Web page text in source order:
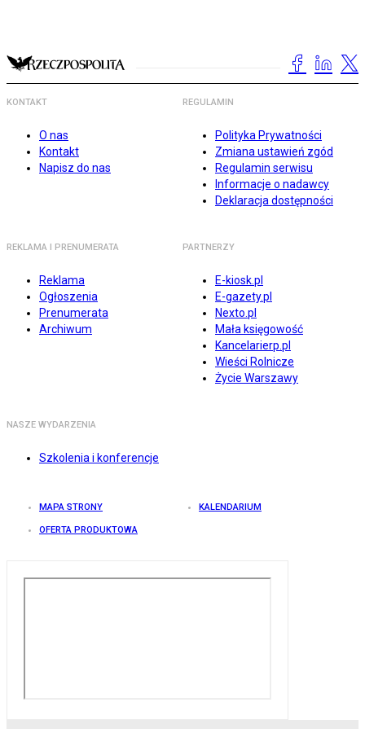
KONTAKT
O nas
Kontakt
Napisz do nas
REGULAMIN
Polityka Prywatności
Zmiana ustawień zgód
Regulamin serwisu
Informacje o nadawcy
Deklaracja dostępności
REKLAMA I PRENUMERATA
Reklama
Ogłoszenia
Prenumerata
Archiwum
PARTNERZY
E-kiosk.pl
E-gazety.pl
Nexto.pl
Mała księgowość
Kancelarierp.pl
Wieści Rolnicze
Życie Warszawy
NASZE WYDARZENIA
Szkolenia i konferencje
MAPA STRONY KALENDARIUM
OFERTA PRODUKTOWA